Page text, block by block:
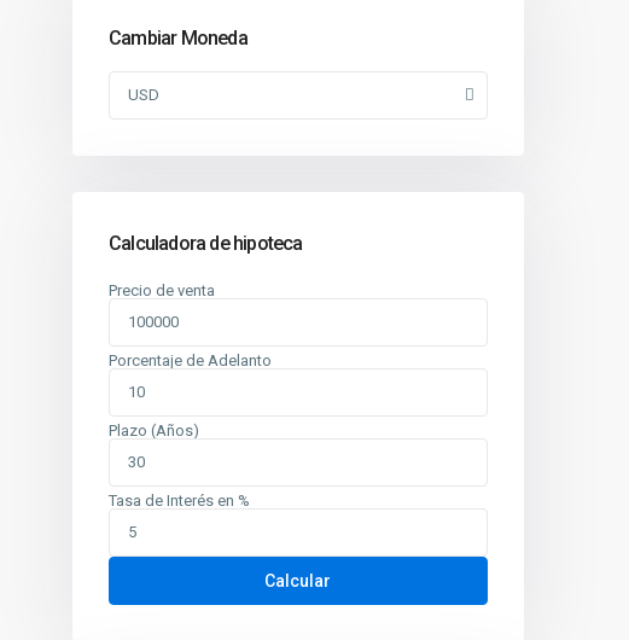
Cambiar Moneda
USD
Calculadora de hipoteca
Precio de venta
Porcentaje de Adelanto
Plazo (Años)
Tasa de Interés en %
Calcular